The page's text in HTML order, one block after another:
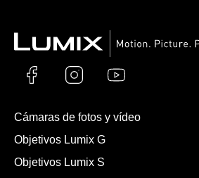
Cámaras de fotos y vídeo
Objetivos Lumix G
Objetivos Lumix S